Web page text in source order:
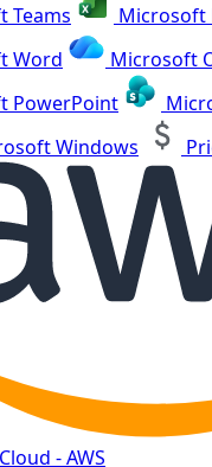
Teams
Microsoft
Word
Microsoft
PowerPoint
Windows
- AWS